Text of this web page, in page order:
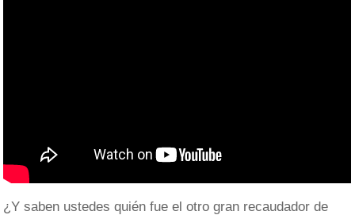
¿Y saben ustedes quién fue el otro gran recaudador de